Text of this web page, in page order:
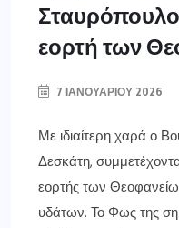
εορτή των
7 ΙΑΝΟΥΑΡΊΟΥ 2026
Με ιδιαίτερη χαρά ο
Δεσκάτη,
εορτής των
υδάτων. Το Φως της